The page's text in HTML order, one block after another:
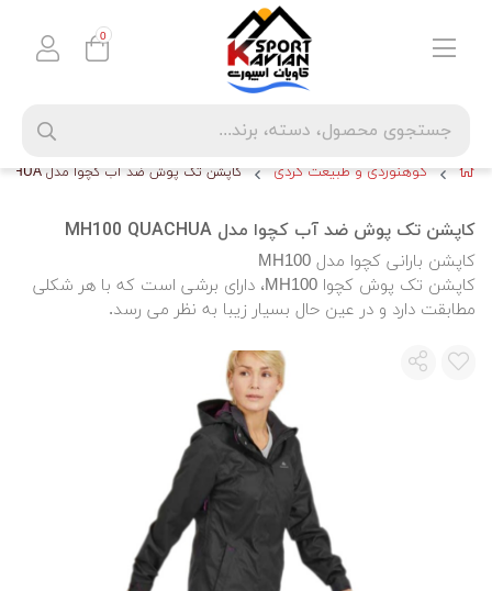
کوهنوردی و طبیعت گردی کاپشن تک پوش ضد آب کچوا مدل MH100 QUACHUA
کاپشن تک پوش ضد آب کچوا مدل MH100 QUACHUA
کاپشن بارانی کچوا مدل MH100
کاپشن تک پوش کچوا MH100، دارای برشی است که با هر شکلی
مطابقت دارد و در عین حال بسیار زیبا به نظر می رسد.
0